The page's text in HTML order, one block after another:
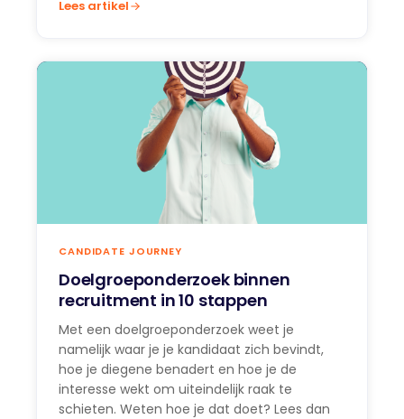
Lees artikel
CANDIDATE JOURNEY
Doelgroeponderzoek binnen
recruitment in 10 stappen
Met een doelgroeponderzoek weet je
namelijk waar je je kandidaat zich bevindt,
hoe je diegene benadert en hoe je de
interesse wekt om uiteindelijk raak te
schieten. Weten hoe je dat doet? Lees dan